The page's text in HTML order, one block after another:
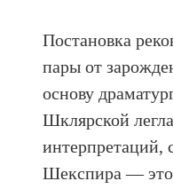
Постановка
пары от
основу
Шклярской
интерпретаций,
Шекспира — это